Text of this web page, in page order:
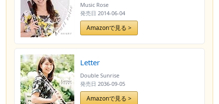
Music Rose
発売日 2014-06-04
Amazonで見る >
Letter
Double Sunrise
発売日 2036-09-05
Amazonで見る >